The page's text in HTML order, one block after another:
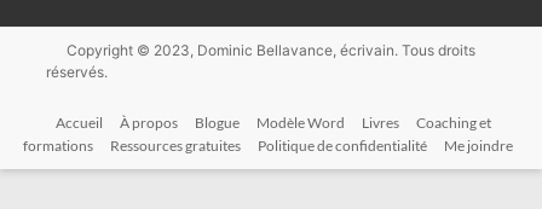
Accueil À propos Blogue Modèle Word Livres
Coaching et
formations
Ressources gratuites Politique de confidentialité Me joindre